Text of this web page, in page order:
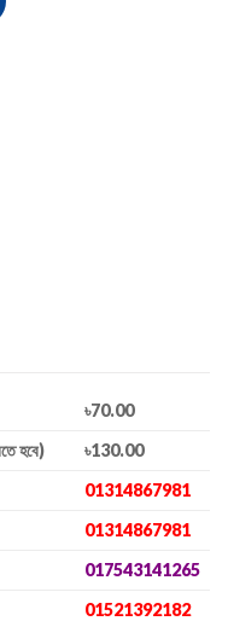
৳70.00
হবে)
৳130.00
01314867981
01314867981
017543141265
01521392182